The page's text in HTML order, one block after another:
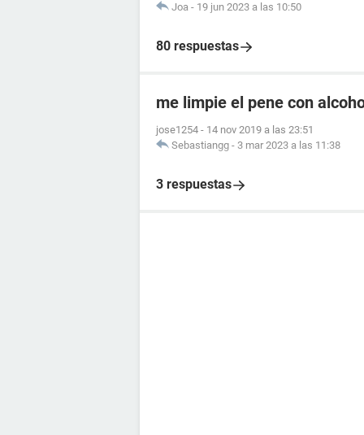
Joa - 19 jun 2023 a las 10:50
80 respuestas
me limpie el pene con
jose1254 - 14 nov 2019 a las 23:51
Sebastiangg - 3 mar 2023 a las 11:38
3 respuestas